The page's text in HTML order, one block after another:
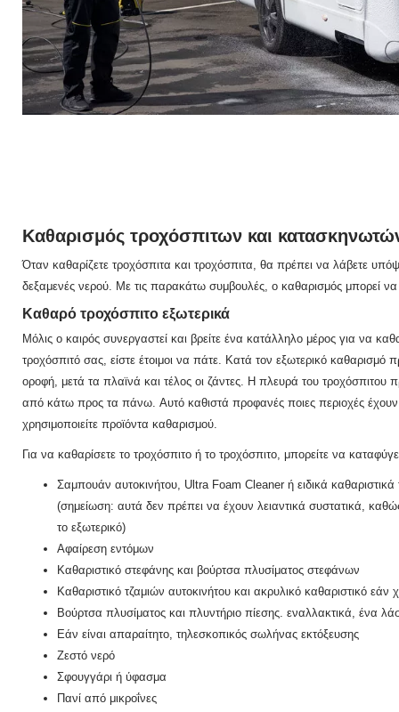
Καθαρισμός τροχόσπιτων και
Όταν καθαρίζετε τροχόσπιτα και τροχόσπιτα, θα πρέπει να λάβετε
δεξαμενές νερού. Με τις παρακάτω συμβουλές, ο καθαρισμός μπορεί να
Καθαρό τροχόσπιτο εξωτερικά
Μόλις ο καιρός συνεργαστεί και βρείτε ένα κατάλληλο μέρος για να
τροχόσπιτό σας, είστε έτοιμοι να πάτε. Κατά τον εξωτερικό καθαρισμό
οροφή, μετά τα πλαϊνά και τέλος οι ζάντες. Η πλευρά του τροχόσπιτου
από κάτω προς τα πάνω. Αυτό καθιστά προφανές ποιες περιοχές έχουν
χρησιμοποιείτε προϊόντα καθαρισμού.
Για να καθαρίσετε το τροχόσπιτο ή το τροχόσπιτο, μπορείτε να
Σαμπουάν αυτοκινήτου, Ultra Foam Cleaner ή ειδικά
(σημείωση: αυτά δεν πρέπει να έχουν λειαντικά συστατικά,
το εξωτερικό)
Αφαίρεση εντόμων
Καθαριστικό στεφάνης και βούρτσα πλυσίματος στεφάνων
Καθαριστικό τζαμιών αυτοκινήτου και ακρυλικό καθαριστικό εάν
Βούρτσα πλυσίματος και πλυντήριο πίεσης. εναλλακτικά, ένα
Εάν είναι απαραίτητο, τηλεσκοπικός σωλήνας εκτόξευσης
Ζεστό νερό
Σφουγγάρι ή ύφασμα
Πανί από μικροΐνες